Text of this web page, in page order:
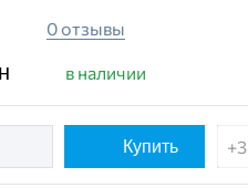
0 отзывы
в наличии
Купить